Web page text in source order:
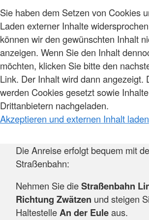
Sie haben dem Setzen von Cookies
Laden externer Inhalte
können wir den gewünschten Inhalt
anzeigen. Wenn Sie den Inhalt
möchten, klicken Sie bitte den
Link. Der Inhalt wird dann angezeigt.
werden Cookies gesetzt sowie
Drittanbietern nachgeladen.
Akzeptieren und externen Inhalt laden
Die Anreise erfolgt bequem mit
Straßenbahn:
Nehmen Sie dieStraßenbahn
Richtung Zwätzen und steigen
HaltestelleAn der Euleaus.